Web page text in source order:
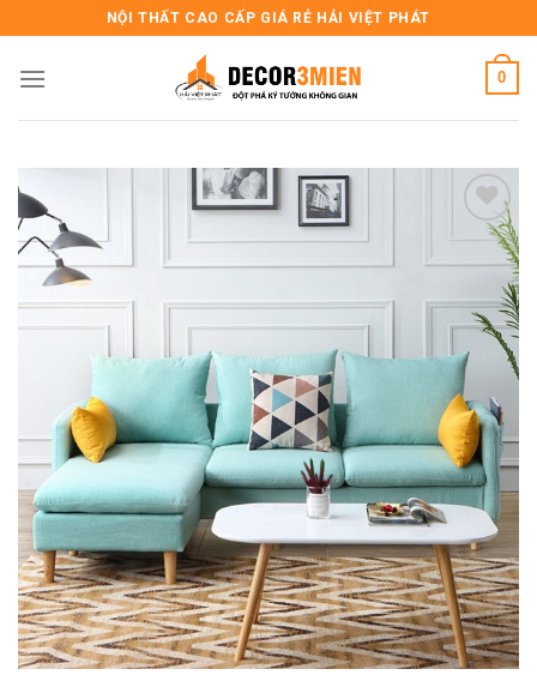
to
content
NỘI THẤT CAO CẤP GIÁ RẺ HẢI VIỆT PHÁT
0
Add to
wishlist